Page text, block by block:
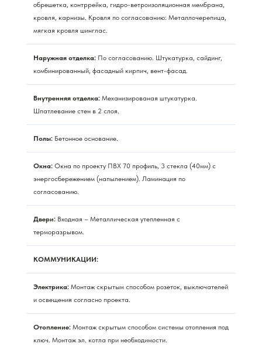
обрешетка, контррейка, гидро-ветроизоляционная мембрана,
кровля, карнизы. Кровля по согласованию: Металлочерепица,
мягкая кровля шинглас.
Наружная отделка: По согласованию. Штукатурка, сайдинг,
комбинированный, фасадный кирпич, вент-фасад.
Внутренняя отделка: Механизированая штукатурка.
Шпатлевание стен в 2 слоя.
Полы: Бетонное основание.
Окна: Окна по проекту ПВХ 70 профиль, 3 стекла (40мм) с
энергосбережением (напылением). Ламинация по
согласованию.
Двери: Входная – Металлическая утепленная с
терморазрывом.
КОММУНИКАЦИИ:
Электрика: Монтаж скрытым способом розеток, выключателей
и освещения согласно проекта.
Отопление: Монтаж скрытым способом системы отопления под
ключ. Монтаж эл. котла при необходимости.